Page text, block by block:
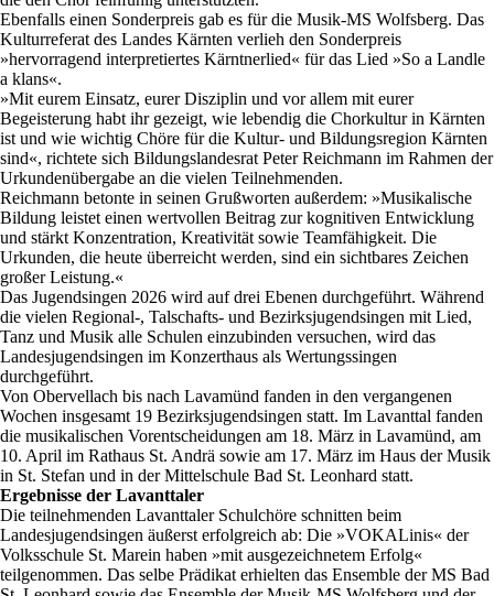
Ebenfalls einen Sonderpreis gab es für die Musik-MS Wolfsberg. Das
Kulturreferat des Landes Kärnten verlieh den Sonderpreis
»hervorragend interpretiertes Kärntnerlied« für das Lied »So a Landle
a klans«.
»Mit eurem Einsatz, eurer Disziplin und vor allem mit eurer
Begeisterung habt ihr gezeigt, wie lebendig die Chorkultur in Kärnten
ist und wie wichtig Chöre für die Kultur- und Bildungsregion Kärnten
sind«, richtete sich Bildungslandesrat Peter Reichmann im Rahmen der
Urkundenübergabe an die vielen Teilnehmenden.
Reichmann betonte in seinen Grußworten außerdem: »Musikalische
Bildung leistet einen wertvollen Beitrag zur kognitiven Entwicklung
und stärkt Konzentration, Kreativität sowie Teamfähigkeit. Die
Urkunden, die heute überreicht werden, sind ein sichtbares Zeichen
großer Leistung.«
Das Jugendsingen 2026 wird auf drei Ebenen durchgeführt. Während
die vielen Regional-, Talschafts- und Bezirksjugendsingen mit Lied,
Tanz und Musik alle Schulen einzubinden versuchen, wird das
Landesjugendsingen im Konzerthaus als Wertungssingen
durchgeführt.
Von Obervellach bis nach Lavamünd fanden in den vergangenen
Wochen insgesamt 19 Bezirksjugendsingen statt. Im Lavanttal fanden
die musikalischen Vorentscheidungen am 18. März in Lavamünd, am
10. April im Rathaus St. Andrä sowie am 17. März im Haus der Musik
in St. Stefan und in der Mittelschule Bad St. Leonhard statt.
Ergebnisse der Lavanttaler
Die teilnehmenden Lavanttaler Schulchöre schnitten beim
Landesjugendsingen äußerst erfolgreich ab: Die »VOKALinis« der
Volksschule St. Marein haben »mit ausgezeichnetem Erfolg«
teilgenommen. Das selbe Prädikat erhielten das Ensemble der MS Bad